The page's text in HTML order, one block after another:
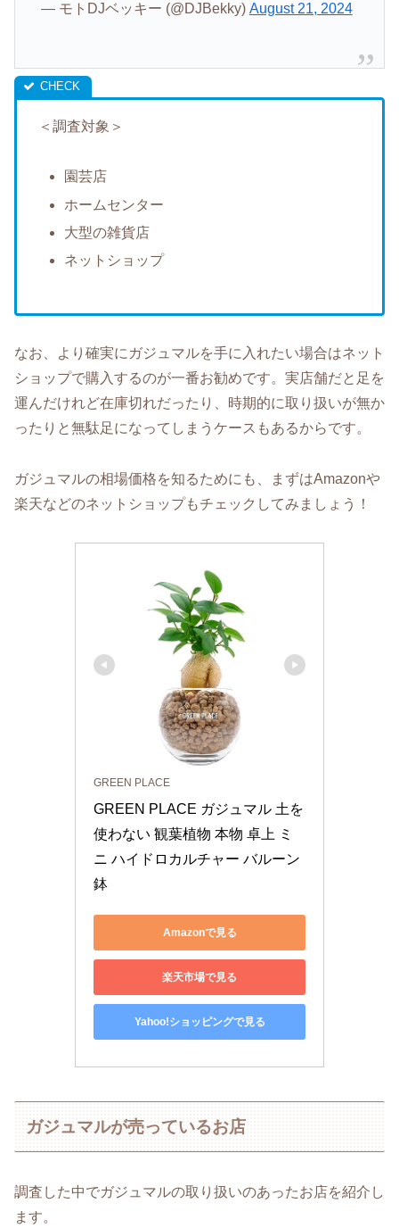
— モトDJベッキー (@DJBekky) August 21, 2024
＜調査対象＞
園芸店
ホームセンター
大型の雑貨店
ネットショップ
なお、より確実にガジュマルを手に入れたい場合はネット
ショップで購入するのが一番お勧めです。実店舗だと足を
運んだけれど在庫切れだったり、時期的に取り扱いが無か
ったりと無駄足になってしまうケースもあるからです。
ガジュマルの相場価格を知るためにも、まずはAmazonや
楽天などのネットショップもチェックしてみましょう！
GREEN PLACE
GREEN PLACE ガジュマル 土を
使わない 観葉植物 本物 卓上 ミ
ニ ハイドロカルチャー バルーン
鉢
Amazonで見る
楽天市場で見る
Yahoo!ショッピングで見る
ガジュマルが売っているお店
調査した中でガジュマルの取り扱いのあったお店を紹介し
ます。